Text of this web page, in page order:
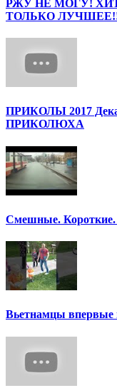
РЖУ НЕ МОГУ!
ТОЛЬКО
ПРИКОЛЫ 2017
ПРИКОЛЮХА
Смешные.
Вьетнамцы впервые